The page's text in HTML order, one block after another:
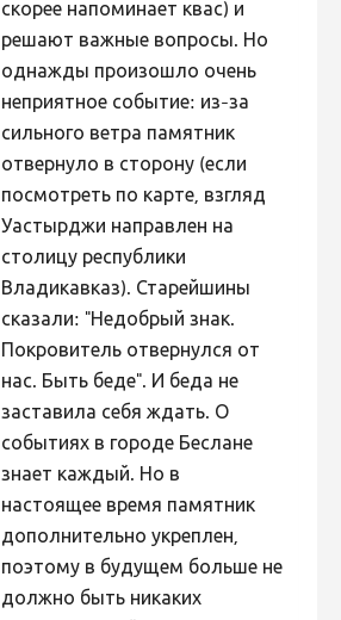
скорее напоминает квас) и
решают важные вопросы. Но
однажды произошло очень
неприятное событие: из-за
сильного ветра памятник
отвернуло в сторону (если
посмотреть по карте, взгляд
Уастырджи направлен на
столицу республики
Владикавказ). Старейшины
сказали: "Недобрый знак.
Покровитель отвернулся от
нас. Быть беде". И беда не
заставила себя ждать. О
событиях в городе Беслане
знает каждый. Но в
настоящее время памятник
дополнительно укреплен,
поэтому в будущем больше не
должно быть никаких